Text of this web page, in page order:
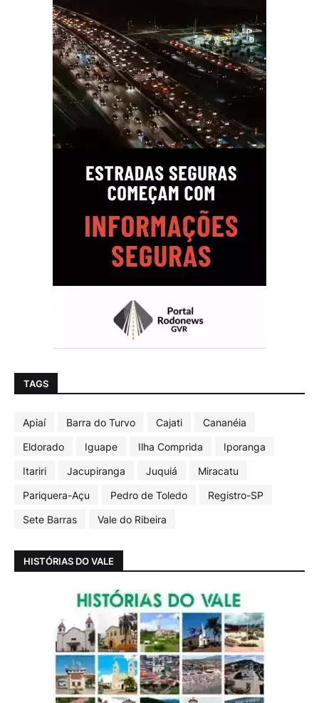
TAGS
Apiaí Barra do Turvo Cajati
Cananéia
Eldorado
Iguape Ilha Comprida
Iporanga
Itariri
Jacupiranga Juquiá
Miracatu
Pariquera-Açu
Pedro de Toledo
Registro-SP
Sete Barras
Vale do Ribeira
HISTÓRIAS DO VALE